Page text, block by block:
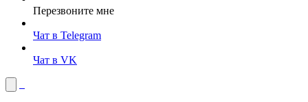
Перезвоните мне
Чат в Telegram
Чат в VK